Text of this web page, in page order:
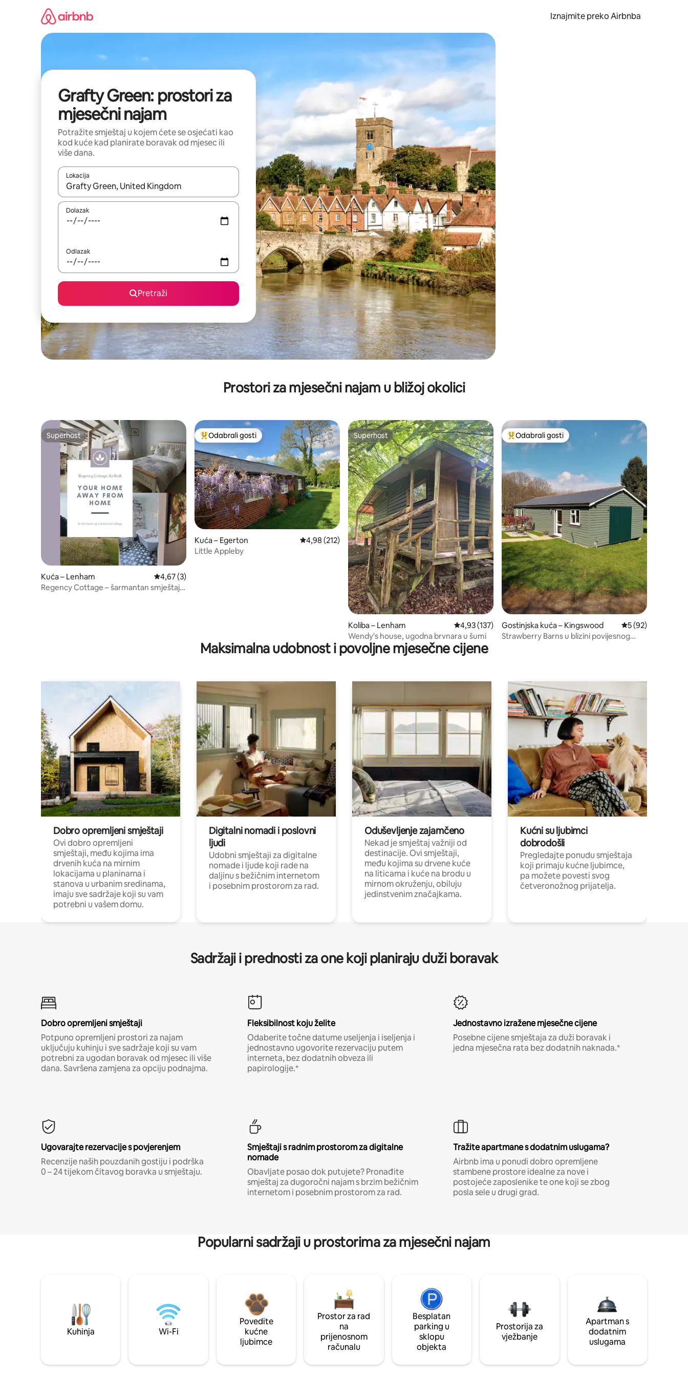
Iznajmite preko Airbnba
Grafty Green: prostori za
mjesečni najam
Potražite smještaj u kojem ćete se osjećati kao
kod kuće kad planirate boravak od mjesec ili
više dana.
Lokacija
Kada budu dostupni rezultati, moći ćete ih pregledati koristeći se strelicama prema gore i prema dolje, kao i dodirom ili prelaskom prstom po zaslonu.
Dolazak
Odlazak
Pretraži
Prostori za mjesečni najam u bližoj okolici
Superhost
Superhost
Kuća – Lenham Prosječna ocjena: 4,67/5, recenzija: 3
4,67 (3)
Regency Cottage – šarmantan smještaj u
Među najviše rangiranima s oznakom „Odabrali gosti”
Odabrali gosti
Kuća – Egerton Prosječna ocjena: 4,98/5, recenzija: 212
4,98 (212)
Little Appleby
Superhost
Superhost
Koliba – Lenham Prosječna ocjena: 4,93/5, recenzija: 137
4,93 (137)
Wendy's house, ugodna brvnara u šumi
Među najviše rangiranima s oznakom „Odabrali gosti”
Odabrali gosti
Gostinjska kuća – Kingswood Prosječna ocjena:
5 (92)
Strawberry Barns u blizini povijesnog
Maksimalna udobnost i povoljne mjesečne cijene
Dobro opremljeni smještaji
Ovi dobro opremljeni
smještaji, među kojima ima
drvenih kuća na mirnim
lokacijama u planinama i
stanova u urbanim sredinama,
imaju sve sadržaje koji su vam
potrebni u vašem domu.
Digitalni nomadi i poslovni
ljudi
Udobni smještaji za digitalne
nomade i ljude koji rade na
daljinu s bežičnim internetom
i posebnim prostorom za rad.
Oduševljenje zajamčeno
Nekad je smještaj važniji od
destinacije. Ovi smještaji,
među kojima su drvene kuće
na liticama i kuće na brodu u
mirnom okruženju, obiluju
jedinstvenim značajkama.
Kućni su ljubimci
dobrodošli
Pregledajte ponudu smještaja
koji primaju kućne ljubimce,
pa možete povesti svog
četveronožnog prijatelja.
Sadržaji i prednosti za one koji planiraju duži boravak
Dobro opremljeni smještaji
Potpuno opremljeni prostori za najam
uključuju kuhinju i sve sadržaje koji su vam
potrebni za ugodan boravak od mjesec ili više
dana. Savršena zamjena za opciju podnajma.
Fleksibilnost koju želite
Odaberite točne datume useljenja i iseljenja i
jednostavno ugovorite rezervaciju putem
interneta, bez dodatnih obveza ili
papirologije.*
Jednostavno izražene mjesečne cijene
Posebne cijene smještaja za duži boravak i
jedna mjesečna rata bez dodatnih naknada.*
Ugovarajte rezervacije s povjerenjem
Recenzije naših pouzdanih gostiju i podrška
0 – 24 tijekom čitavog boravka u smještaju.
Smještaji s radnim prostorom za digitalne
nomade
Obavljate posao dok putujete? Pronađite
smještaj za dugoročni najam s brzim bežičnim
internetom i posebnim prostorom za rad.
Tražite apartmane s dodatnim uslugama?
Airbnb ima u ponudi dobro opremljene
stambene prostore idealne za nove i
postojeće zaposlenike te one koji se zbog
posla sele u drugi grad.
Popularni sadržaji u prostorima za mjesečni najam
Kuhinja Wi-Fi
Povedite
kućne
ljubimce
Prostor za rad
na
prijenosnom
računalu
Besplatan
parking u
sklopu
objekta
Prostorija za
vježbanje
Apartman s
dodatnim
uslugama